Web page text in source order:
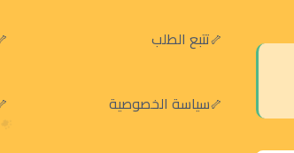
تتبع الطلب
سياسة الخصوصية